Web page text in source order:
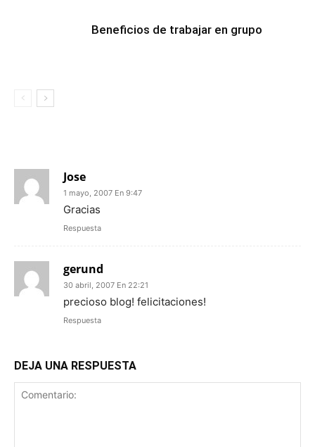
Beneficios de trabajar en grupo
Jose
1 mayo, 2007 En 9:47
Gracias
Respuesta
gerund
30 abril, 2007 En 22:21
precioso blog! felicitaciones!
Respuesta
DEJA UNA RESPUESTA